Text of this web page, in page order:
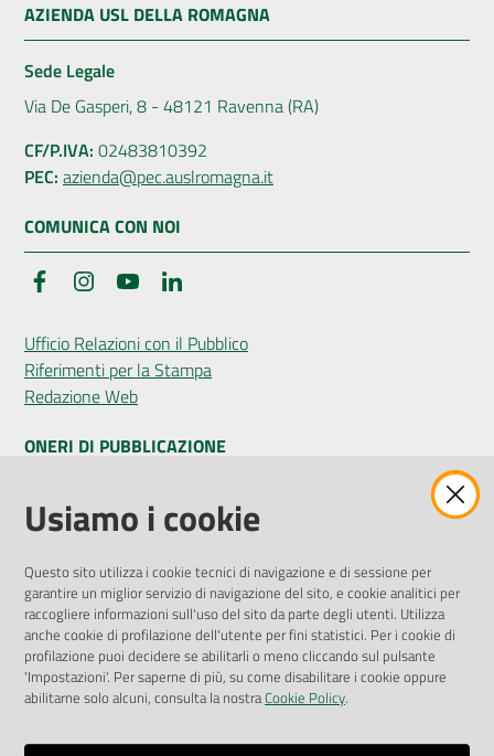
AZIENDA USL DELLA ROMAGNA
Sede Legale
Via De Gasperi, 8 - 48121 Ravenna (RA)
CF/P.IVA: 02483810392
PEC: azienda@pec.auslromagna.it
COMUNICA CON NOI
FacebookInstagramYouTube
Ufficio Relazioni con il Pubblico
Riferimenti per la Stampa
Redazione Web
ONERI DI PUBBLICAZIONE
Amministrazione Trasparente
Pubblicità legale
Privacy Policy
Attuazione Misure PNRR
Liste di Attesa
ENTI, IMPRESE E PARTNER
Fatturazione Elettronica
Usiamo i cookie
Questo sito utilizza i cookie tecnici di navigazione e di sessione per
garantire un miglior servizio di navigazione del sito, e cookie analitici per
raccogliere informazioni sull'uso del sito da parte degli utenti. Utilizza
anche cookie di profilazione dell'utente per fini statistici. Per i cookie di
profilazione puoi decidere se abilitarli o meno cliccando sul pulsante
'Impostazioni'. Per saperne di più, su come disabilitare i cookie oppure
abilitarne solo alcuni, consulta la nostraCookie Policy.